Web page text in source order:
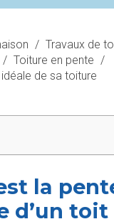
/ Travaux de
/ Toiture en pente /
de sa toiture
la
d’un toit